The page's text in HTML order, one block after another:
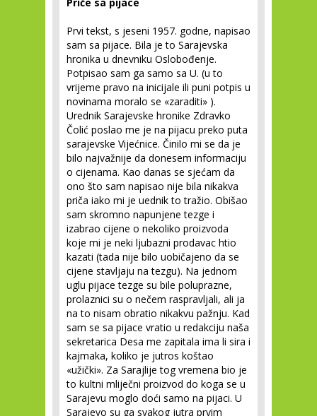
Prvi tekst, s jeseni 1957. godne, napisao
sam sa pijace. Bila je to Sarajevska
hronika u dnevniku Oslobođenje.
Potpisao sam ga samo sa U. (u to
vrijeme pravo na inicijale ili puni potpis u
novinama moralo se «zaraditi» ).
Urednik Sarajevske hronike Zdravko
Čolić poslao me je na pijacu preko puta
sarajevske Vijećnice. Činilo mi se da je
bilo najvažnije da donesem informaciju
o cijenama. Kao danas se sjećam da
ono što sam napisao nije bila nikakva
priča iako mi je uednik to tražio. Obišao
sam skromno napunjene tezge i
izabrao cijene o nekoliko proizvoda
koje mi je neki ljubazni prodavac htio
kazati (tada nije bilo uobičajeno da se
cijene stavljaju na tezgu). Na jednom
uglu pijace tezge su bile poluprazne,
prolaznici su o nečem raspravljali, ali ja
na to nisam obratio nikakvu pažnju. Kad
sam se sa pijace vratio u redakciju naša
sekretarica Desa me zapitala ima li sira i
kajmaka, koliko je jutros koštao
«užički». Za Sarajlije tog vremena bio je
to kultni mliječni proizvod do koga se u
Sarajevu moglo doći samo na pijaci. U
Sarajevo su ga svakog jutra prvim